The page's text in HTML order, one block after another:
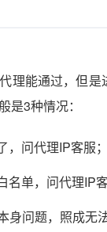
理能通过，但
是3种情况：
，问代理IP客服；
名单，问代理IP客
身问题，照成无